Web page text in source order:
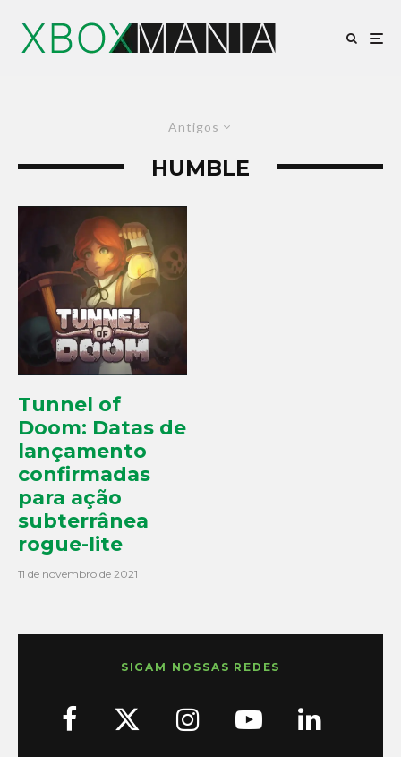
Antigos
HUMBLE
Tunnel of
Doom: Datas de
lançamento
confirmadas
para ação
subterrânea
rogue-lite
11 de novembro de 2021
SIGAM NOSSAS REDES